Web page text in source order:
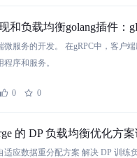
和负载均衡golang插件：
微服务的开发。 在gRPC中，客户端
程序和服务。
0 0
的 DP负载均衡优化方
适应数据重分配方案 解决 DP 训练